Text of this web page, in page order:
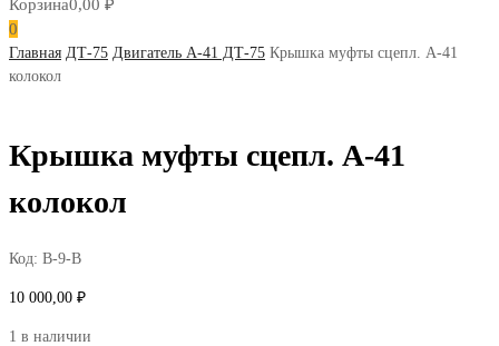
Корзина0,00 ₽
0
Главная ДТ-75 Двигатель А-41 ДТ-75 Крышка муфты сцепл. А-41
колокол
Крышка муфты сцепл. А-41
колокол
Код: В-9-В
10 000,00 ₽
1 в наличии